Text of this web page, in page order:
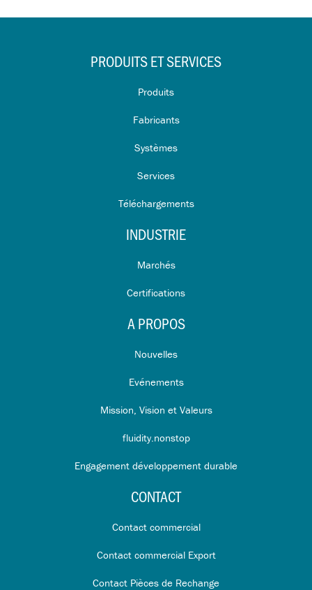
PRODUITS ET SERVICES
Produits
Fabricants
Systèmes
Services
Téléchargements
INDUSTRIE
Marchés
Certifications
A PROPOS
Nouvelles
Evénements
Mission, Vision et Valeurs
fluidity.nonstop
Engagement développement durable
CONTACT
Contact commercial
Contact commercial Export
Contact Pièces de Rechange